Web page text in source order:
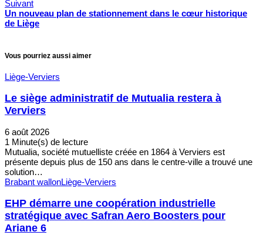
Suivant
Un nouveau plan de stationnement dans le cœur historique
de Liège
Vous pourriez aussi aimer
Liège-Verviers
Le siège administratif de Mutualia restera à
Verviers
6 août 2026
1 Minute(s) de lecture
Mutualia, société mutuelliste créée en 1864 à Verviers est
présente depuis plus de 150 ans dans le centre-ville a trouvé une
solution…
Brabant wallonLiège-Verviers
EHP démarre une coopération industrielle
stratégique avec Safran Aero Boosters pour
Ariane 6